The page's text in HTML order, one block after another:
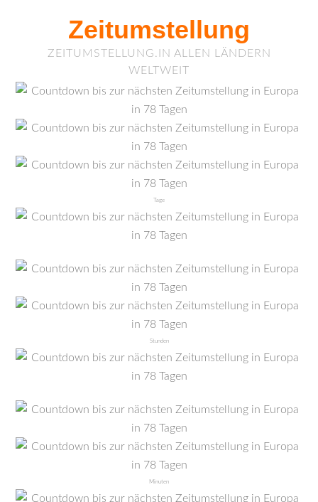
Zeitumstellung
ZEITUMSTELLUNG.IN ALLEN LÄNDERN
WELTWEIT
Tage
Stunden
Minuten